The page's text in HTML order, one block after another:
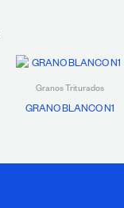
Granos Triturados
GRANO BLANCO N1